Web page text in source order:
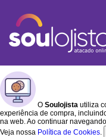
O Soulojista utiliza
experiência de compra,
na web. Ao continuar
Veja nossa Política de Cookies.